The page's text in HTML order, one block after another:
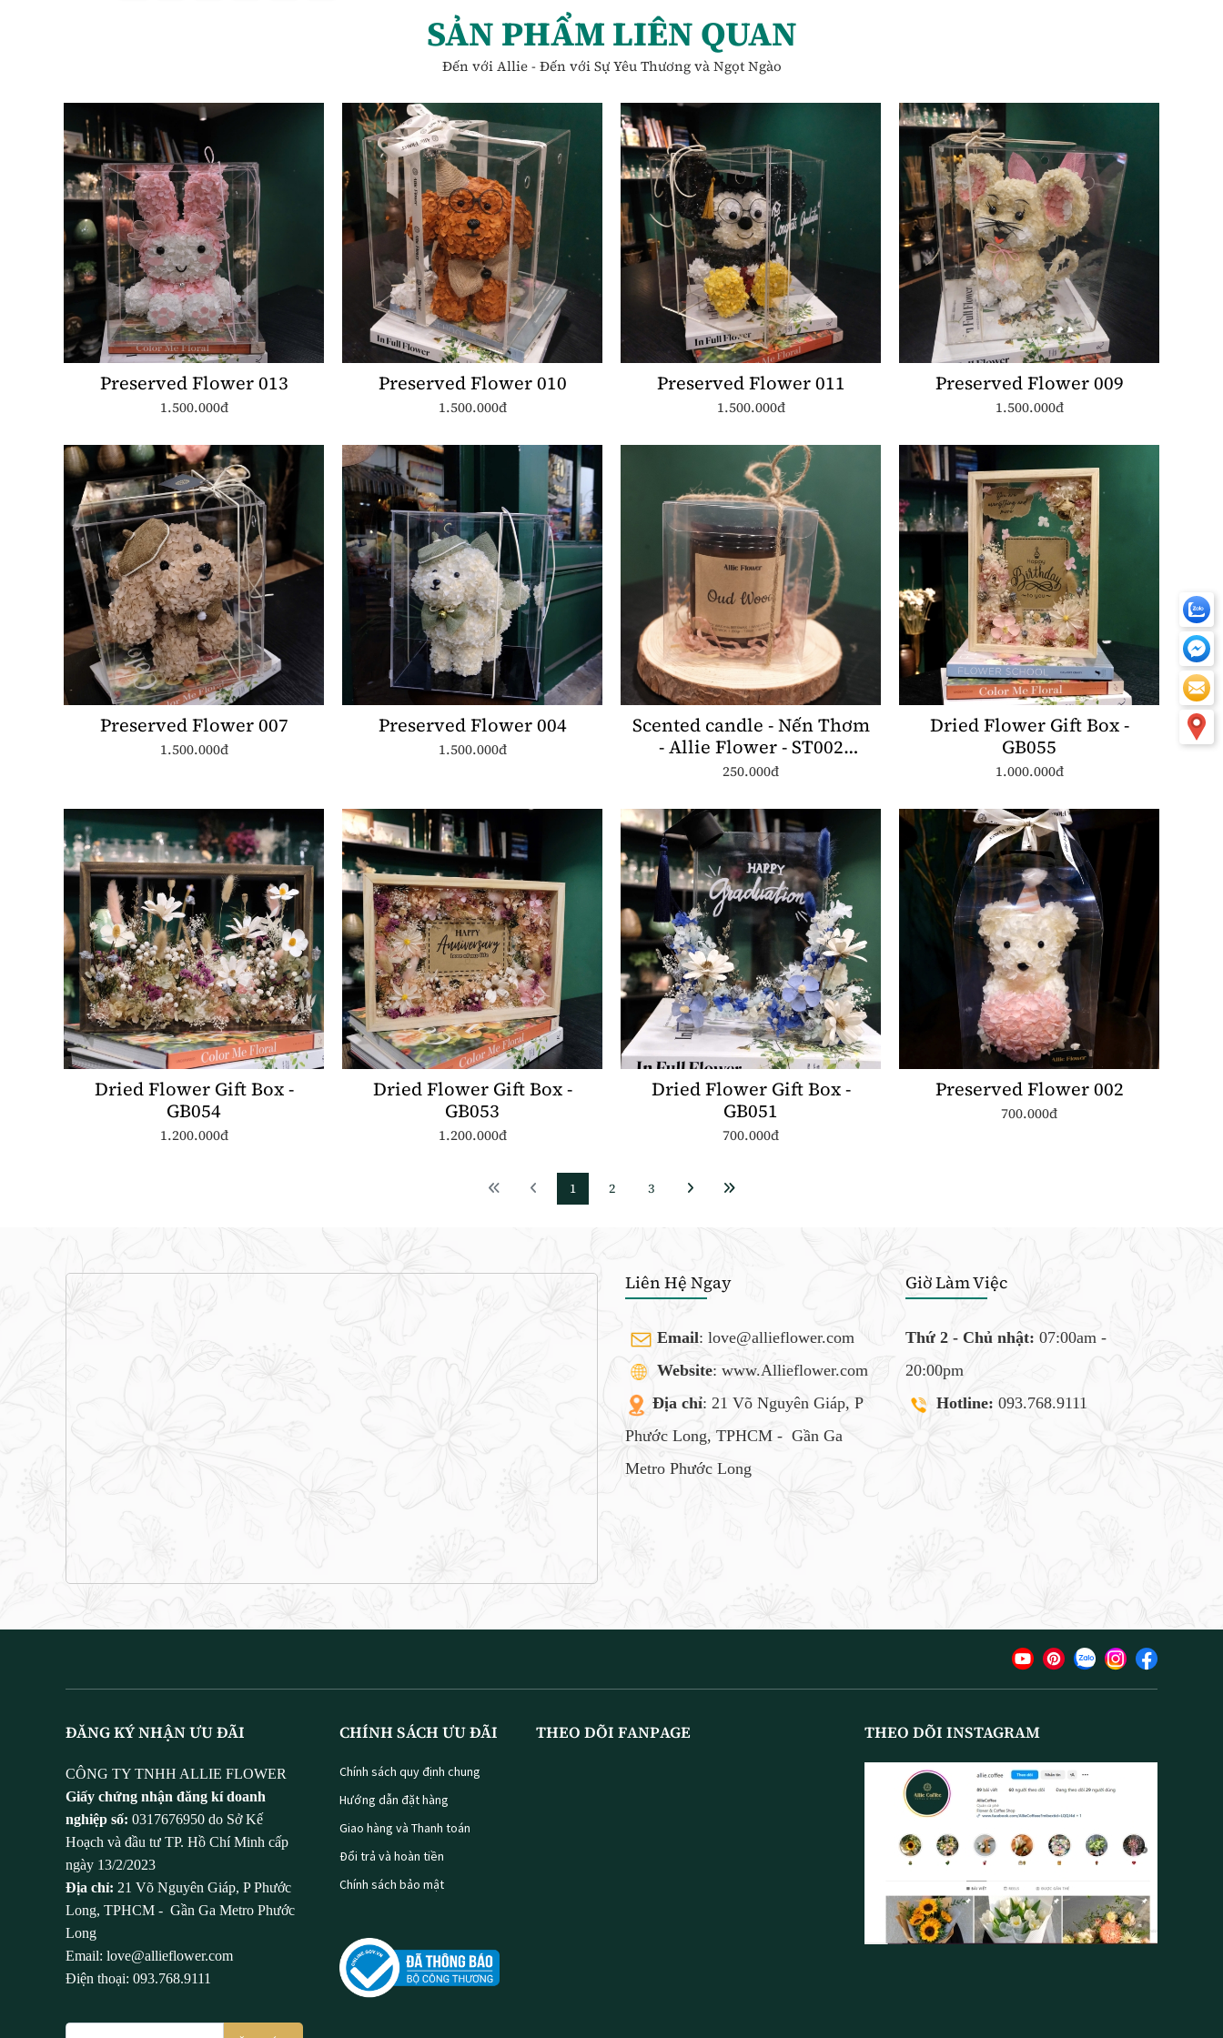
SẢN PHẨM LIÊN QUAN
Đến với Allie - Đến với Sự Yêu Thương và Ngọt Ngào
Preserved Flower 013
1.500.000đ
Preserved Flower 010
1.500.000đ
Preserved Flower 011
1.500.000đ
Preserved Flower 009
1.500.000đ
Preserved Flower 007
1.500.000đ
Preserved Flower 004
1.500.000đ
Scented candle - Nến Thơm
- Allie Flower - ST002
250ml
250.000đ
Dried Flower Gift Box -
GB055
1.000.000đ
Dried Flower Gift Box -
GB054
1.200.000đ
Dried Flower Gift Box -
GB053
1.200.000đ
Dried Flower Gift Box -
GB051
700.000đ
Preserved Flower 002
700.000đ
1 2 3
Liên Hệ Ngay
Email: love@allieflower.com
Website: www.Allieflower.com
Địa chỉ: 21 Võ Nguyên Giáp, P
Phước Long, TPHCM - Gần Ga
Metro Phước Long
Giờ Làm Việc
Thứ 2 - Chủ nhật: 07:00am -
20:00pm
Hotline: 093.768.9111
ĐĂNG KÝ NHẬN ƯU ĐÃI
CÔNG TY TNHH ALLIE FLOWER
Giấy chứng nhận đăng kí doanh
nghiệp số: 0317676950 do Sở Kế
Hoạch và đầu tư TP. Hồ Chí Minh cấp
ngày 13/2/2023
Địa chỉ: 21 Võ Nguyên Giáp, P Phước
Long, TPHCM - Gần Ga Metro Phước
Long
Email: love@allieflower.com
Điện thoại: 093.768.9111
CHÍNH SÁCH ƯU ĐÃI
Chính sách quy định chung
Hướng dẫn đặt hàng
Giao hàng và Thanh toán
Đổi trả và hoàn tiền
Chính sách bảo mật
THEO DÕI FANPAGE THEO DÕI INSTAGRAM